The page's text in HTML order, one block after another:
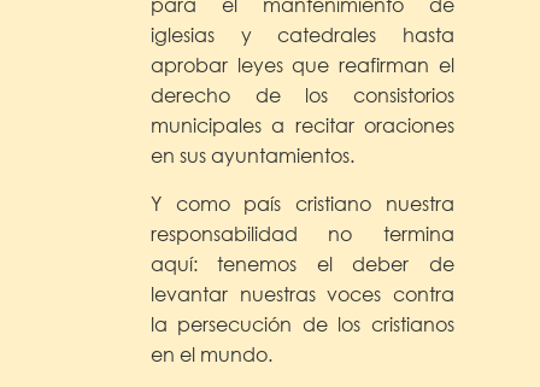
iglesias y catedrales hasta
aprobar leyes que reafirman el
derecho de los consistorios
municipales a recitar oraciones
en sus ayuntamientos.
Y como país cristiano nuestra
responsabilidad no termina
aquí: tenemos el deber de
levantar nuestras voces contra
la persecución de los cristianos
en el mundo.